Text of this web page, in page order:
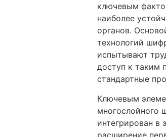
ключевым
наиболее
органов.
технологий
испытывают
доступ к таким
стандартные
Ключевым
многослойного
интегрирован в
расширение